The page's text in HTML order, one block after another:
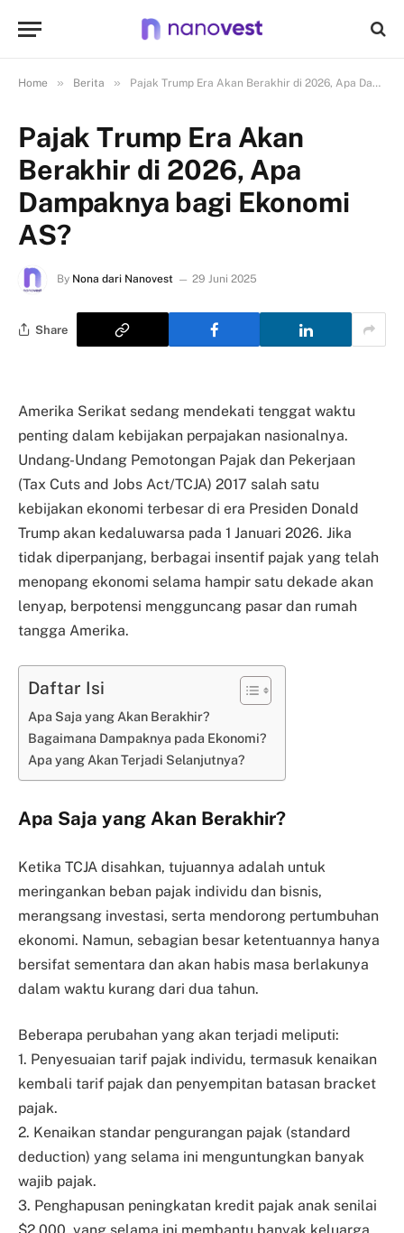
Home » Berita » Pajak Trump Era Akan Berakhir di 2026, Apa Dampaknya bagi Ekonomi AS?
Pajak Trump Era Akan
Berakhir di 2026, Apa
Dampaknya bagi Ekonomi
AS?
By Nona dari Nanovest 29 Juni 2025
Share
Amerika Serikat sedang mendekati tenggat waktu
penting dalam kebijakan perpajakan nasionalnya.
Undang-Undang Pemotongan Pajak dan Pekerjaan
(Tax Cuts and Jobs Act/TCJA) 2017 salah satu
kebijakan ekonomi terbesar di era Presiden Donald
Trump akan kedaluwarsa pada 1 Januari 2026. Jika
tidak diperpanjang, berbagai insentif pajak yang telah
menopang ekonomi selama hampir satu dekade akan
lenyap, berpotensi mengguncang pasar dan rumah
tangga Amerika.
Daftar Isi
Apa Saja yang Akan Berakhir?
Bagaimana Dampaknya pada Ekonomi?
Apa yang Akan Terjadi Selanjutnya?
Apa Saja yang Akan Berakhir?
Ketika TCJA disahkan, tujuannya adalah untuk
meringankan beban pajak individu dan bisnis,
merangsang investasi, serta mendorong pertumbuhan
ekonomi. Namun, sebagian besar ketentuannya hanya
bersifat sementara dan akan habis masa berlakunya
dalam waktu kurang dari dua tahun.
Beberapa perubahan yang akan terjadi meliputi:
1. Penyesuaian tarif pajak individu, termasuk kenaikan
kembali tarif pajak dan penyempitan batasan bracket
pajak.
2. Kenaikan standar pengurangan pajak (standard
deduction) yang selama ini menguntungkan banyak
wajib pajak.
3. Penghapusan peningkatan kredit pajak anak senilai